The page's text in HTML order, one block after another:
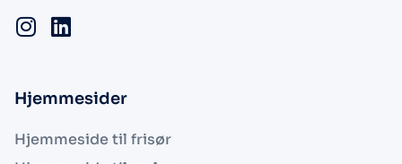
Hjemmesider
Hjemmeside til frisør